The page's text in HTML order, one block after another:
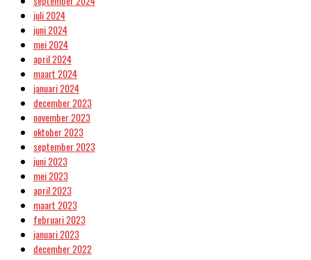
juli 2024
juni 2024
mei 2024
april 2024
maart 2024
januari 2024
december 2023
november 2023
oktober 2023
september 2023
juni 2023
mei 2023
april 2023
maart 2023
februari 2023
januari 2023
december 2022